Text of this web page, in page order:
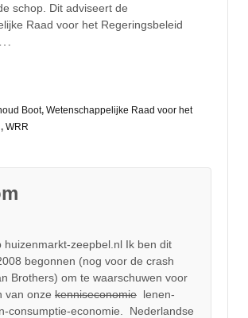
schop. Dit adviseert de
Raad voor het Regeringsbeleid
…
Boot, Wetenschappelijke Raad voor het
, WRR
huizenmarkt-zeepbel.nl Ik ben dit
begonnen (nog voor de crash
Brothers) om te waarschuwen voor
van onze kenniseconomie lenen-
consumptie-economie. Nederlandse